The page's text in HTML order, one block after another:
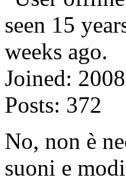
Joined:
Posts: 372
No, non è
suoni e